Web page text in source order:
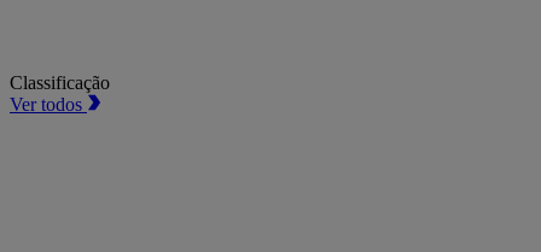
Classificação
Ver todos